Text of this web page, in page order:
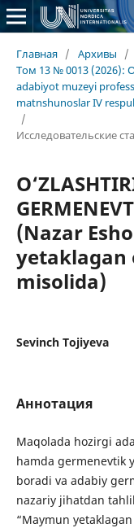
Главная / Архивы
/
Том 13 № 0013 (2026):
adabiyot muzeyi
matnshunoslar IV
/
Исследовательские
(Nazar
yetaklagan
misolida)
Sevinch Tojiyeva
Аннотация
Maqolada hozirgi
hamda germenevtik
boradi va adabiy
nazariy jihatdan
“Maymun